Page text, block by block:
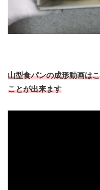
山型食パンの成形動画は
ことが出来ます